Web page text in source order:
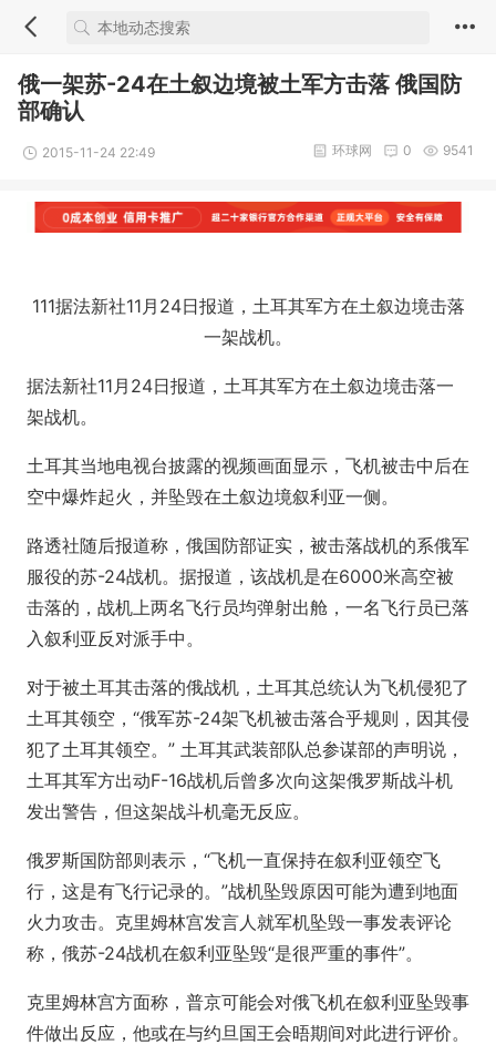
俄一架苏-24在土叙边境被土军方击落 俄国防
部确认
2015-11-24 22:49 9541
0
环球网
111据法新社11月24日报道，土耳其军方在土叙边境击落
一架战机。
据法新社11月24日报道，土耳其军方在土叙边境击落一
架战机。
土耳其当地电视台披露的视频画面显示，飞机被击中后在
空中爆炸起火，并坠毁在土叙边境叙利亚一侧。
路透社随后报道称，俄国防部证实，被击落战机的系俄军
服役的苏-24战机。据报道，该战机是在6000米高空被
击落的，战机上两名飞行员均弹射出舱，一名飞行员已落
入叙利亚反对派手中。
对于被土耳其击落的俄战机，土耳其总统认为飞机侵犯了
土耳其领空，“俄军苏-24架飞机被击落合乎规则，因其侵
犯了土耳其领空。” 土耳其武装部队总参谋部的声明说，
土耳其军方出动F-16战机后曾多次向这架俄罗斯战斗机
发出警告，但这架战斗机毫无反应。
俄罗斯国防部则表示，“飞机一直保持在叙利亚领空飞
行，这是有飞行记录的。”战机坠毁原因可能为遭到地面
火力攻击。克里姆林宫发言人就军机坠毁一事发表评论
称，俄苏-24战机在叙利亚坠毁“是很严重的事件”。
克里姆林宫方面称，普京可能会对俄飞机在叙利亚坠毁事
件做出反应，他或在与约旦国王会晤期间对此进行评价。